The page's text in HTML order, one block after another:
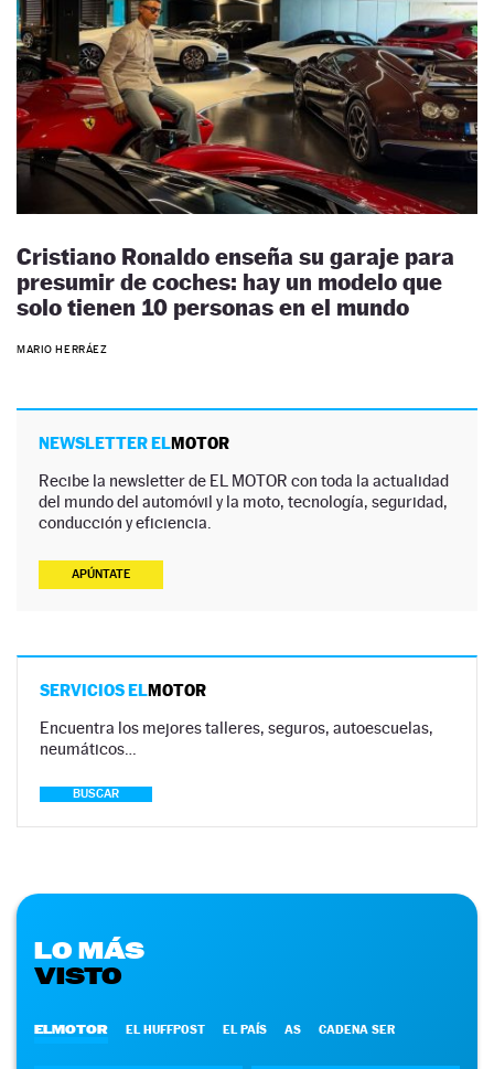
Cristiano Ronaldo enseña su garaje para
presumir de coches: hay un modelo que
solo tienen 10 personas en el mundo
MARIO HERRÁEZ
NEWSLETTER ELMOTOR
Recibe la newsletter de EL MOTOR con toda la actualidad
del mundo del automóvil y la moto, tecnología, seguridad,
conducción y eficiencia.
APÚNTATE
SERVICIOS ELMOTOR
Encuentra los mejores talleres, seguros, autoescuelas,
neumáticos…
BUSCAR
LO MÁS
VISTO
ELMOTOR EL HUFFPOST EL PAÍS AS CADENA SER